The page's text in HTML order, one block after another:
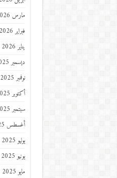
مارس 2026
فبراير 2026
يناير 2026
ديسمبر 2025
نوفمبر 2025
أكتوبر 2025
سبتمبر 2025
أغسطس 2025
يوليو 2025
يونيو 2025
مايو 2025